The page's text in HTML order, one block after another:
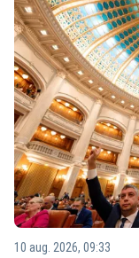
10 aug. 2026, 09:33